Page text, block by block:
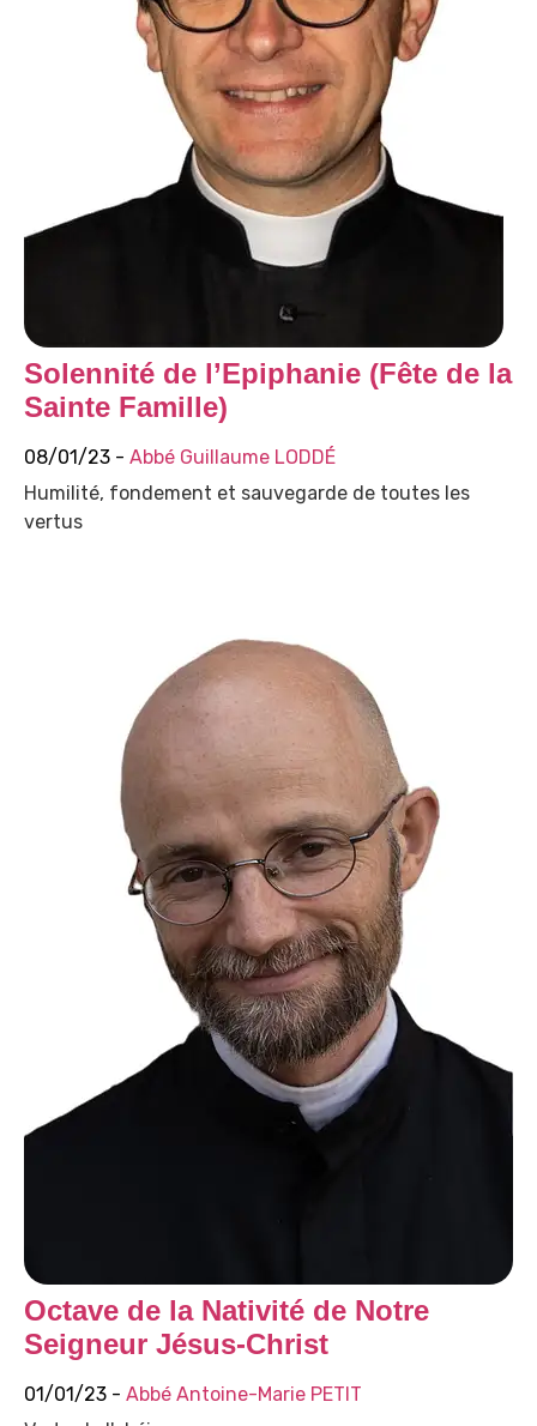
Solennité de l’Epiphanie (Fête de la
Sainte Famille)
08/01/23 - Abbé Guillaume LODDÉ
Humilité, fondement et sauvegarde de toutes les
vertus
Octave de la Nativité de Notre
Seigneur Jésus-Christ
01/01/23 - Abbé Antoine-Marie PETIT